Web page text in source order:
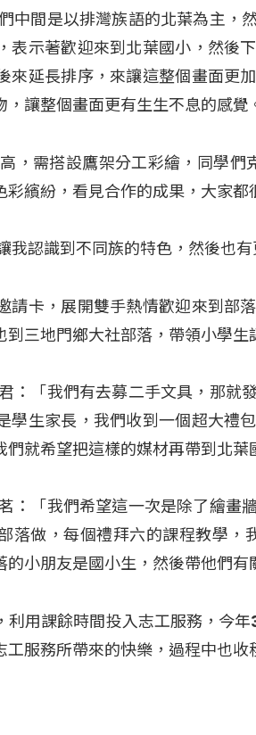
中間是以排灣族語的北葉為主，
表示著歡迎來到北葉國小，然後
來延長排序，來讓這整個畫面更
讓整個畫面更有生生不息的感覺
，需搭設鷹架分工彩繪，同學們
繽紛，看見合作的成果，大家都
我認識到不同族的特色，然後也有
請卡，展開雙手熱情歡迎來到部
三地門鄉大社部落，帶領小學生
：「我們有去募二手文具，那就
學生家長，我們收到一個超大禮
就希望把這樣的媒材再帶到北葉
：「我們希望這一次是除了繪畫
落做，每個禮拜六的課程教學，
小朋友是國小生，然後帶他們有
利用課餘時間投入志工服務，今
服務所帶來的快樂，過程中也收